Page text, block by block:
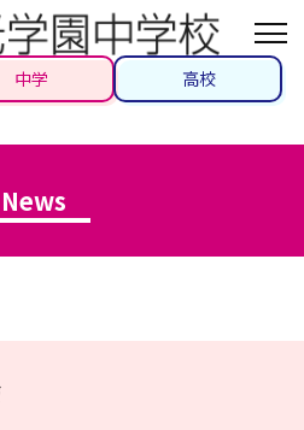
中学 高校
News